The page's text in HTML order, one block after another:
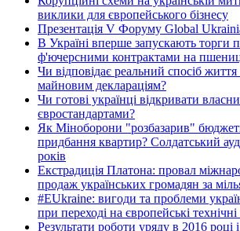
виклики для європейського бізнесу
Презентація V Форуму Global
В Україні вперше запускають торги
ф'ючерсними контрактами на
Чи відповідає реальний спосіб
майновим деклараціям?
Чи готові українці відкривати
євростандартами?
Як Міноборони "розбазарив"
придбання квартир? Солдатський
років
Екстрадиція Платона: провал
продаж українських громадян за
#EUkraine: вигоди та проблеми
при переході на європейські
Результати роботи уряду в 2016 році